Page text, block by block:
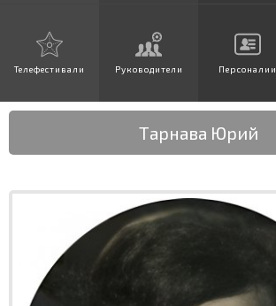
Телефестивали Руководители Персоналии
Тарнава Юрий